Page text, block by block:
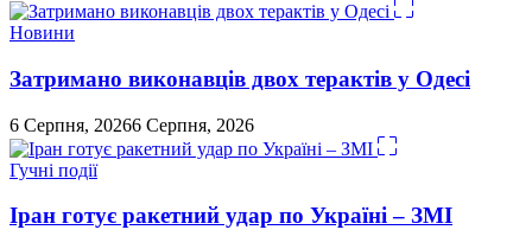
Новини
Затримано виконавців двох терактів у Одесі
6 Серпня, 20266 Серпня, 2026
Гучні події
Іран готує ракетний удар по Україні – ЗМІ